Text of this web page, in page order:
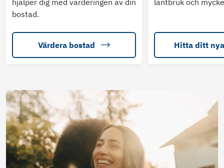
bostad.
Värdera bostad Hitta ditt